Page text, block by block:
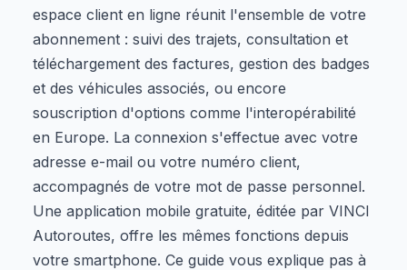
espace client en ligne réunit l'ensemble de votre
abonnement : suivi des trajets, consultation et
téléchargement des factures, gestion des badges
et des véhicules associés, ou encore
souscription d'options comme l'interopérabilité
en Europe. La connexion s'effectue avec votre
adresse e-mail ou votre numéro client,
accompagnés de votre mot de passe personnel.
Une application mobile gratuite, éditée par VINCI
Autoroutes, offre les mêmes fonctions depuis
votre smartphone. Ce guide vous explique pas à